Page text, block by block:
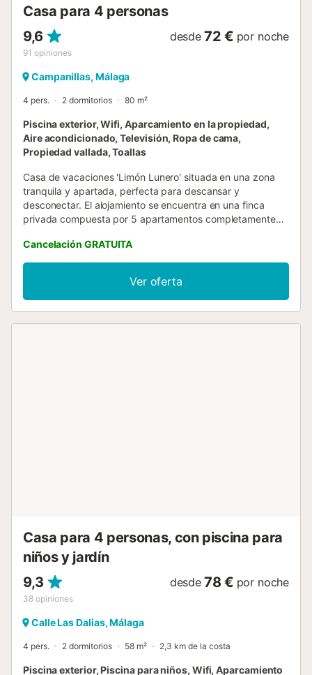
Casa para 4 personas
9,6
91 opiniones
desde 72 € por noche
Campanillas, Málaga
4 pers. 2 dormitorios 80 m²
Piscina exterior, Wifi, Aparcamiento en la propiedad,
Aire acondicionado, Televisión, Ropa de cama,
Propiedad vallada, Toallas
Casa de vacaciones 'Limón Lunero' situada en una zona
tranquila y apartada, perfecta para descansar y
desconectar. El alojamiento se encuentra en una finca
privada compuesta por 5 apartamentos completamente
los demás es el recinto exterior, que incluye accesos y
zonas comunes exteriores. No hay ningún espacio interior
en común con las otras unidades. La piscina es de uso
exclusivo para los huéspedes de Limón Lunero. Al estar
ubicada en una zona abierta dentro del recinto, los
Cancelación GRATUITA
Ver oferta
Casa para 4 personas, con piscina para
niños y jardín
9,3
38 opiniones
desde 78 € por noche
Calle Las Dalias, Málaga
4 pers. 2 dormitorios 58 m² 2,3 km de la costa
Piscina exterior, Piscina para niños, Wifi, Aparcamiento